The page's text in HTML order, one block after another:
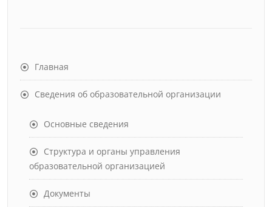
Главная
Сведения об образовательной организации
Основные сведения
Структура и органы управления
образовательной организацией
Документы